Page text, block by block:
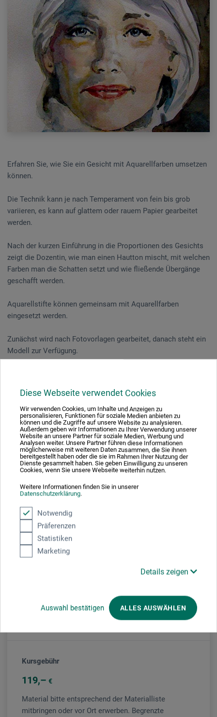
Diese Webseite verwendet Cookies
Wir verwenden Cookies, um Inhalte und Anzeigen zu
personalisieren, Funktionen für soziale Medien anbieten zu
können und die Zugriffe auf unsere Website zu analysieren.
Außerdem geben wir Informationen zu Ihrer Verwendung unserer
Website an unsere Partner für soziale Medien, Werbung und
Analysen weiter. Unsere Partner führen diese Informationen
möglicherweise mit weiteren Daten zusammen, die Sie ihnen
bereitgestellt haben oder die sie im Rahmen Ihrer Nutzung der
Dienste gesammelt haben. Sie geben Einwilligung zu unseren
Cookies, wenn Sie unsere Webseite weiterhin nutzen.
Weitere Informationen finden Sie in unserer
Datenschutzerklärung.
Notwendig
Präferenzen
Statistiken
Marketing
Details zeigen
Auswahl bestätigen ALLES AUSWÄHLEN
Erfahren Sie, wie Sie ein Gesicht mit Aquarellfarben umsetzen
können.
Die Technik kann je nach Temperament von fein bis grob
variieren, es kann auf glattem oder rauem Papier gearbeitet
werden.
Nach der kurzen Einführung in die Proportionen des Gesichts
zeigt die Dozentin, wie man einen Hautton mischt, mit welchen
Farben man die Schatten setzt und wie fließende Übergänge
geschafft werden.
Aquarellstifte können gemeinsam mit Aquarellfarben
eingesetzt werden.
Zunächst wird nach Fotovorlagen gearbeitet, danach steht ein
Modell zur Verfügung.
Eigene Gestaltungsideen sind erwünscht.
Veranstaltungsdatum
24. Jun. 2026
10:30 - 16:30 Uhr
Veranstaltung
Veranstaltungsort
Kursgebühr
119 €
Material bitte entsprechend der Materialliste
mitbringen oder vor Ort erwerben. Begrenzte